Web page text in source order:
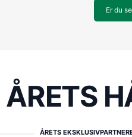
Er du
ÅRETS